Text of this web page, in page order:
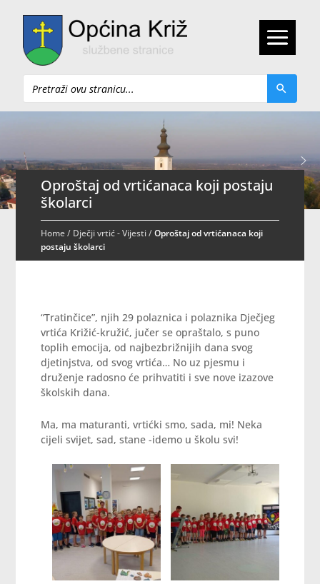
Pretraži
Oproštaj od vrtićanaca koji postaju
školarci
Home/ Dječji vrtić - Vijesti/Oproštaj od vrtićanaca koji
postaju školarci
“Tratinčice”, njih 29 polaznica i polaznika Dječjeg
vrtića Križić-kružić, jučer se opraštalo, s puno
toplih emocija, od najbezbrižnijih dana svog
djetinjstva, od svog vrtića… No uz pjesmu i
druženje radosno će prihvatiti i sve nove izazove
školskih dana.
Ma, ma maturanti, vrtićki smo, sada, mi! Neka
cijeli svijet, sad, stane -idemo u školu svi!